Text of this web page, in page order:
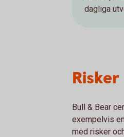
dagliga
Risker
Bull & Bear
exempelvis
med risker